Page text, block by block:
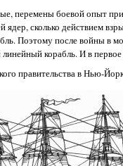
перемены боевой опыт
ядер, сколько действием
Поэтому после войны в
корабль. И в
правительства в Нью-